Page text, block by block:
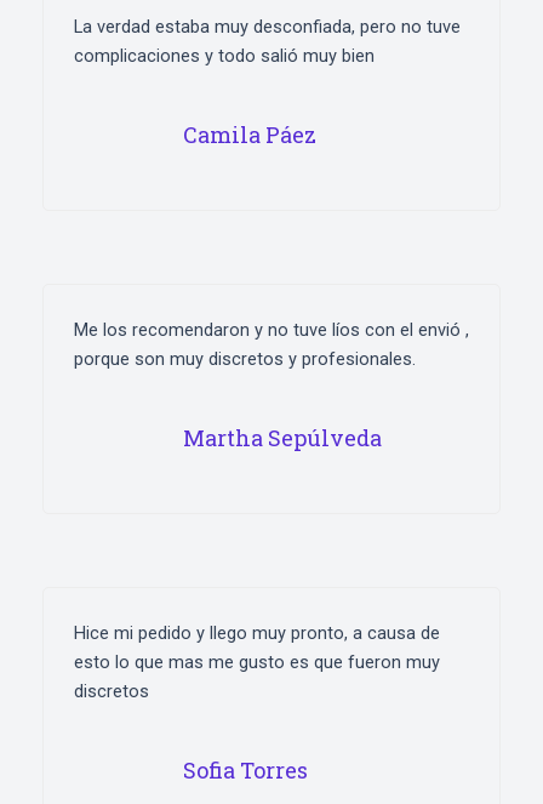
La verdad estaba muy desconfiada, pero no tuve
complicaciones y todo salió muy bien
Camila Páez
Me los recomendaron y no tuve líos con el envió ,
porque son muy discretos y profesionales.
Martha Sepúlveda
Hice mi pedido y llego muy pronto, a causa de
esto lo que mas me gusto es que fueron muy
discretos
Sofia Torres